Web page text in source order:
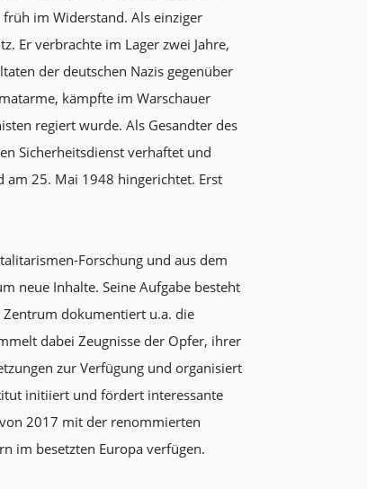
im Widerstand. Als einziger
Er verbrachte im Lager zwei Jahre,
der deutschen Nazis gegenüber
kämpfte im Warschauer
regiert wurde. Als Gesandter des
Sicherheitsdienst verhaftet und
am 25. Mai 1948 hingerichtet. Erst
Forschung und aus dem
neue Inhalte. Seine Aufgabe besteht
dokumentiert u.a. die
dabei Zeugnisse der Opfer, ihrer
zur Verfügung und organisiert
initiiert und fördert interessante
2017 mit der renommierten
im besetzten Europa verfügen.